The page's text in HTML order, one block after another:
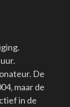
De
maar de
in de